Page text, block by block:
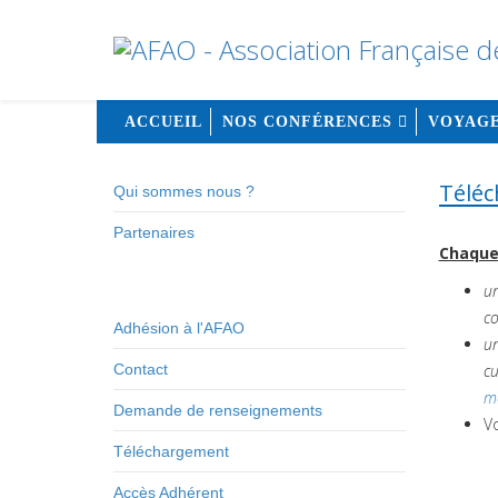
ACCUEIL NOS CONFÉRENCES
Qui sommes nous ?
Partenaires
Adhésion à l'AFAO
Contact
Demande de renseignements
Téléchargement
Accès Adhérent